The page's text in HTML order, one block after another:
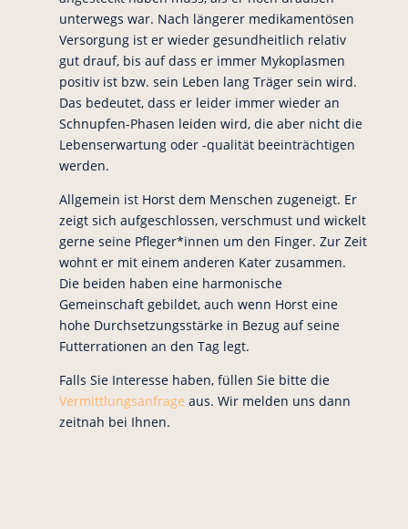
unterwegs war. Nach längerer medikamentösen
Versorgung ist er wieder gesundheitlich relativ
gut drauf, bis auf dass er immer Mykoplasmen
positiv ist bzw. sein Leben lang Träger sein wird.
Das bedeutet, dass er leider immer wieder an
Schnupfen-Phasen leiden wird, die aber nicht die
Lebenserwartung oder -qualität beeinträchtigen
werden.
Allgemein ist Horst dem Menschen zugeneigt. Er
zeigt sich aufgeschlossen, verschmust und wickelt
gerne seine Pfleger*innen um den Finger. Zur Zeit
wohnt er mit einem anderen Kater zusammen.
Die beiden haben eine harmonische
Gemeinschaft gebildet, auch wenn Horst eine
hohe Durchsetzungsstärke in Bezug auf seine
Futterrationen an den Tag legt.
Falls Sie Interesse haben, füllen Sie bitte die
Vermittlungsanfrage aus. Wir melden uns dann
zeitnah bei Ihnen.